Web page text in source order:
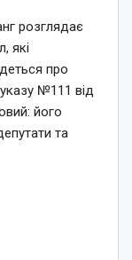
розглядає
які
про
№111 від
його
та